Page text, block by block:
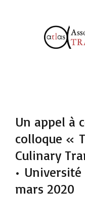
Un appel à
colloque «
Culinary
•
mars 2020